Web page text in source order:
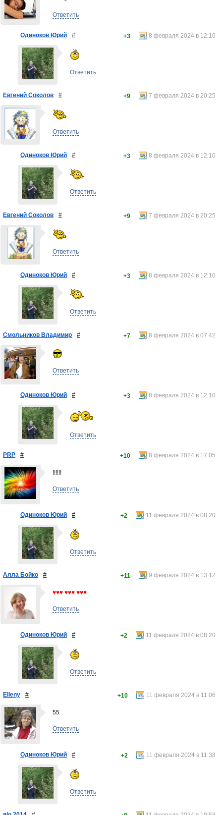
Ответить
Одиноков Юрий # 8 февраля 2024 в 12:10
+3
Ответить
Евгений Соколов # 7 февраля 2024 в 20:25
+9
Ответить
Одиноков Юрий # 8 февраля 2024 в 12:10
+3
Ответить
Евгений Соколов # 7 февраля 2024 в 20:25
+9
Ответить
Одиноков Юрий # 8 февраля 2024 в 12:10
+3
Ответить
Смольников Владимир # 8 февраля 2024 в 07:42
+7
Ответить
Одиноков Юрий # 8 февраля 2024 в 12:10
+3
Ответить
PRP # 8 февраля 2024 в 17:05
+10
!!!!!!
Ответить
Одиноков Юрий # 11 февраля 2024 в 08:20
+2
Ответить
Алла Бойко # 9 февраля 2024 в 13:12
+11
♥♥♥ ♥♥♥ ♥♥♥
Ответить
Одиноков Юрий # 11 февраля 2024 в 08:20
+2
Ответить
Elleny # 11 февраля 2024 в 11:06
+10
55
Ответить
Одиноков Юрий # 11 февраля 2024 в 11:38
+2
Ответить